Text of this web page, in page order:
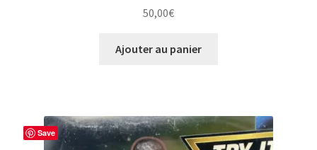
50,00€
Ajouter au panier
Save